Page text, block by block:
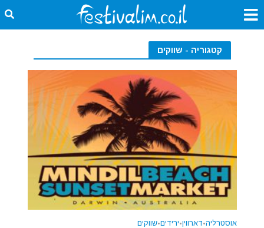
קטגוריה - שווקים
אוסטרליה•דארווין•ירידים•שווקים